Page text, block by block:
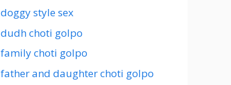
doggy style sex
dudh choti golpo
family choti golpo
father and daughter choti golpo